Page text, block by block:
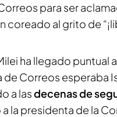
para ser
coreado al grito de
ha llegado puntual
de Correos esperaba
a lasdecenas de
la presidenta de la